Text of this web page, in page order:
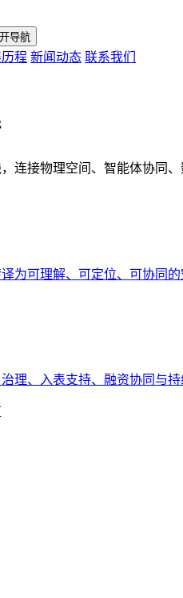
导航
程 新闻动态 联系我们
连接物理空间、智能体协同
为可理解、可定位、可协同的
理、入表支持、融资协同与持